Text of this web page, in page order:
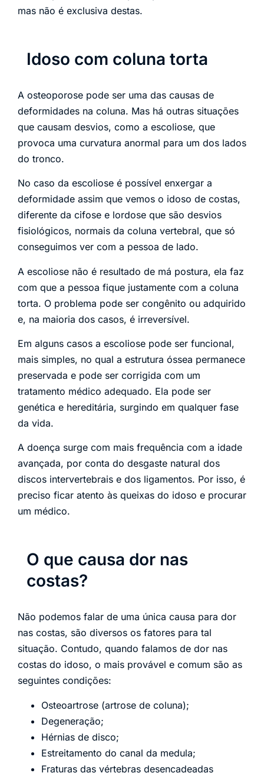
mas não é exclusiva destas.
Idoso com coluna torta
A osteoporose pode ser uma das causas de
deformidades na coluna. Mas há outras situações
que causam desvios, como a escoliose, que
provoca uma curvatura anormal para um dos lados
do tronco.
No caso da escoliose é possível enxergar a
deformidade assim que vemos o idoso de costas,
diferente da cifose e lordose que são desvios
fisiológicos, normais da coluna vertebral, que só
conseguimos ver com a pessoa de lado.
A escoliose não é resultado de má postura, ela faz
com que a pessoa fique justamente com a coluna
torta. O problema pode ser congênito ou adquirido
e, na maioria dos casos, é irreversível.
Em alguns casos a escoliose pode ser funcional,
mais simples, no qual a estrutura óssea permanece
preservada e pode ser corrigida com um
tratamento médico adequado. Ela pode ser
genética e hereditária, surgindo em qualquer fase
da vida.
A doença surge com mais frequência com a idade
avançada, por conta do desgaste natural dos
discos intervertebrais e dos ligamentos. Por isso, é
preciso ficar atento às queixas do idoso e procurar
um médico.
O que causa dor nas
costas?
Não podemos falar de uma única causa para dor
nas costas, são diversos os fatores para tal
situação. Contudo, quando falamos de dor nas
costas do idoso, o mais provável e comum são as
seguintes condições:
Osteoartrose (artrose de coluna);
Degeneração;
Hérnias de disco;
Estreitamento do canal da medula;
Fraturas das vértebras desencadeadas